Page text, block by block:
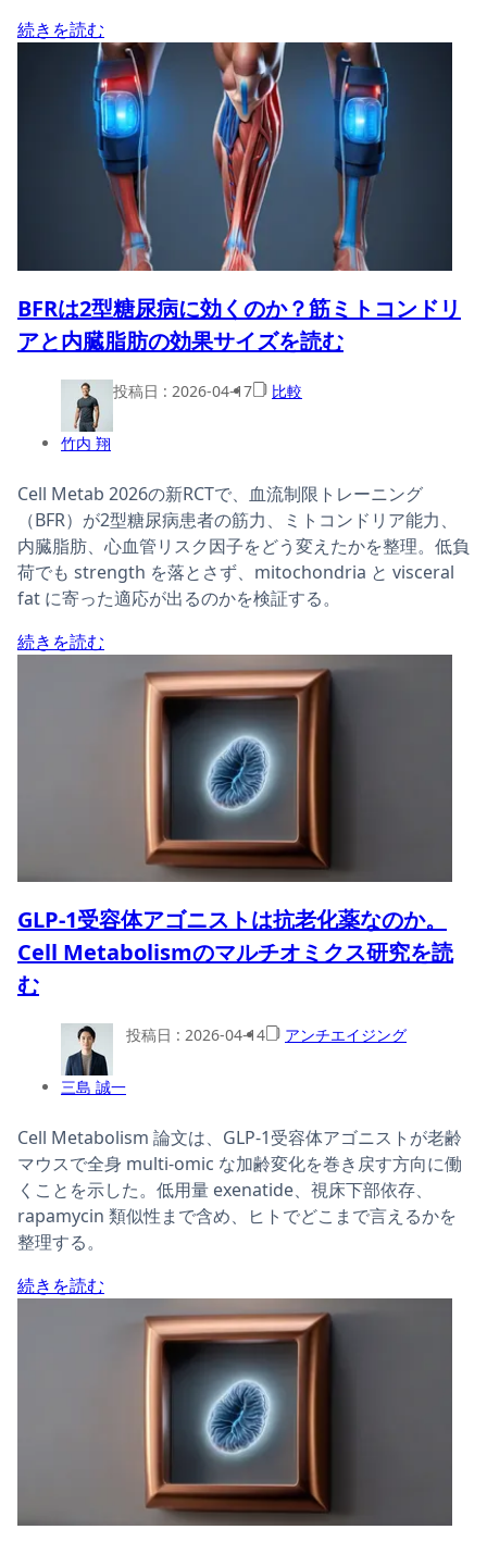
続きを読む
BFRは2型糖尿病に効くのか？筋ミトコンドリ
アと内臓脂肪の効果サイズを読む
竹内 翔
投稿日 : 2026-04-17 比較
Cell Metab 2026の新RCTで、血流制限トレーニング
（BFR）が2型糖尿病患者の筋力、ミトコンドリア能力、
内臓脂肪、心血管リスク因子をどう変えたかを整理。低負
荷でも strength を落とさず、mitochondria と visceral
fat に寄った適応が出るのかを検証する。
続きを読む
GLP-1受容体アゴニストは抗老化薬なのか。
Cell Metabolismのマルチオミクス研究を読
む
三島 誠一
投稿日 : 2026-04-14 アンチエイジング
Cell Metabolism 論文は、GLP-1受容体アゴニストが老齢
マウスで全身 multi-omic な加齢変化を巻き戻す方向に働
くことを示した。低用量 exenatide、視床下部依存、
rapamycin 類似性まで含め、ヒトでどこまで言えるかを
整理する。
続きを読む